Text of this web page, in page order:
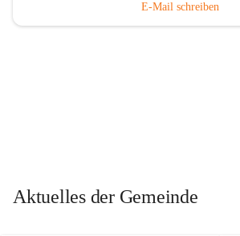
E-Mail schreiben
Aktuelles der Gemeinde